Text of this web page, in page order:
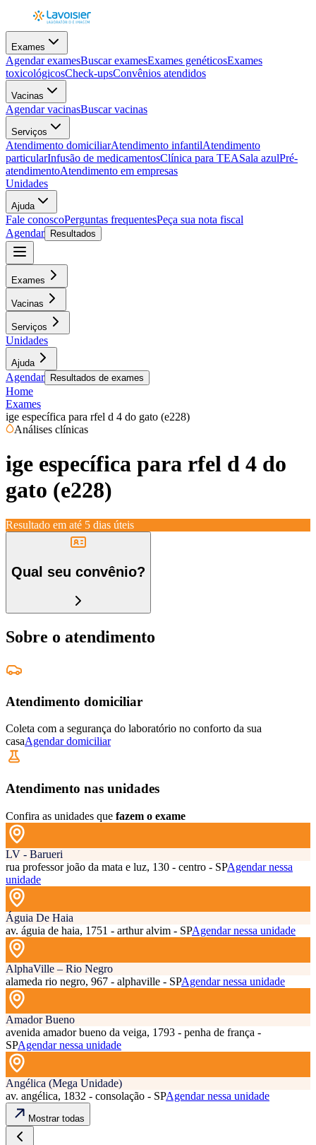
Exames
Agendar examesBuscar examesExames genéticosExames
toxicológicosCheck-upsConvênios atendidos
Vacinas
Agendar vacinasBuscar vacinas
Serviços
Atendimento domiciliarAtendimento infantilAtendimento
particularInfusão de medicamentosClínica para TEASala azulPré-
atendimentoAtendimento em empresas
Unidades
Ajuda
Fale conoscoPerguntas frequentesPeça sua nota fiscal
Agendar
Resultados
Exames
Vacinas
Serviços
Unidades
Ajuda
Agendar Resultados de exames
Home
Exames
ige específica para rfel d 4 do gato (e228)
Análises clínicas
ige específica para rfel d 4 do
gato (e228)
Resultado em até 5 dias úteis
Qual seu convênio?
Sobre o atendimento
Atendimento domiciliar
Coleta com a segurança do laboratório no conforto da sua
casaAgendar domiciliar
Atendimento nas unidades
Confira as unidades que fazem o exame
LV - Barueri
rua professor joão da mata e luz, 130 - centro - SPAgendar nessa
unidade
Águia De Haia
av. águia de haia, 1751 - arthur alvim - SPAgendar nessa unidade
AlphaVille – Rio Negro
alameda rio negro, 967 - alphaville - SPAgendar nessa unidade
Amador Bueno
avenida amador bueno da veiga, 1793 - penha de frança -
SPAgendar nessa unidade
Angélica (Mega Unidade)
av. angélica, 1832 - consolação - SPAgendar nessa unidade
Mostrar todas